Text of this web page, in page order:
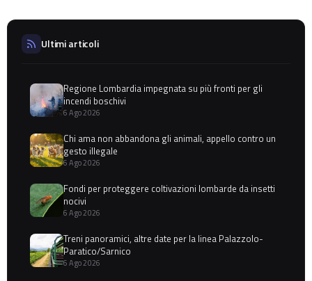
Ultimi articoli
Regione Lombardia impegnata su più fronti per gli
incendi boschivi
6 Ago 2026
Chi ama non abbandona gli animali, appello contro un
gesto illegale
6 Ago 2026
Fondi per proteggere coltivazioni lombarde da insetti
nocivi
6 Ago 2026
Treni panoramici, altre date per la linea Palazzolo-
Paratico/Sarnico
6 Ago 2026